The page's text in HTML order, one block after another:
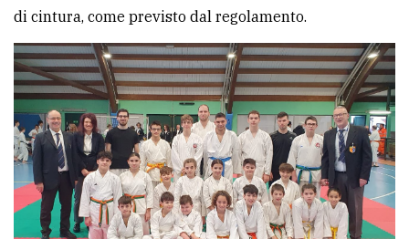
comune
Ricerca
avanzata
LE
ALTRE
TESTATE
di cintura, come previsto dal regolamento.